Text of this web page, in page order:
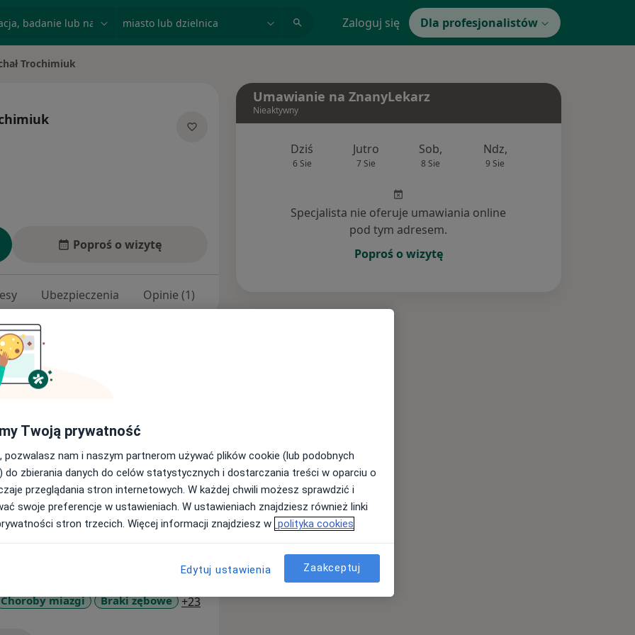
Zaloguj się Dla profesjonalistów
Trochimiuk
Poproś o wizytę
Ubezpieczenia Opinie (1)
WUM w 2012 roku. Odbyłem
2-letnią szkołę
kursy Kois Center i Restorative
rekonstrukcji zgryzu.
technik cyfrowych –
wykonuję kompleksowe
stawów skroniowo-
także leczenie próchnicy, leczenie
estetyczną (wybielanie, licówki,
wykonywanie metamorfoz
Prowadzę także szkolenia dla
Choroby miazgi Braki zębowe +23a11y_sr_more_diseases
Umawianie na ZnanyLekarz
Nieaktywny
Dziś
6 Sie
Jutro
7 Sie
Sob,
8 Sie
Ndz,
9 Sie
Specjalista nie oferuje umawiania online
pod tym adresem.
Poproś o wizytę
Twoją prywatność
pozwalasz nam i naszym partnerom używać plików cookie (lub podobnych
do zbierania danych do celów statystycznych i dostarczania treści w oparciu o
przeglądania stron internetowych. W każdej chwili możesz sprawdzić i
swoje preferencje w ustawieniach. W ustawieniach znajdziesz również linki
stron trzecich. Więcej informacji znajdziesz w polityka cookies
Edytuj ustawienia Zaakceptuj